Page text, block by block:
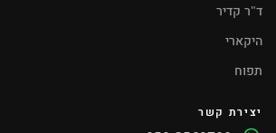
ד"ר קדיר
היקארי
תפוח
יצירת קשר